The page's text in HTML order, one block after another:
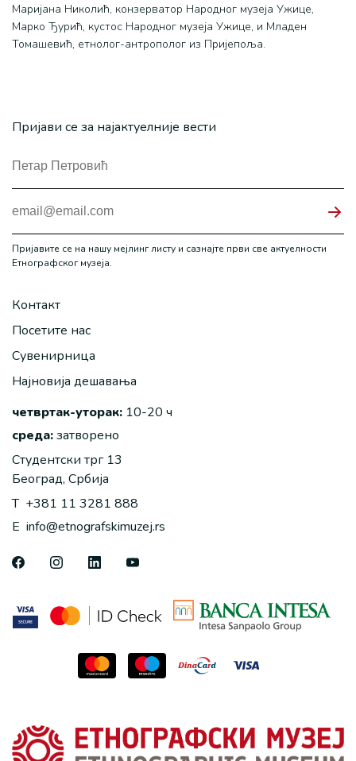
Маријана Николић, конзерватор Народног музеја Ужице,
Марко Ђурић, кустос Народног музеја Ужице, и Младен
Томашевић, етнолог-антрополог из Пријепоља.
Пријави се за најактуелније вести
Пријавите се на нашу мејлинг листу и сазнајте први све актуелности
Етнографског музеја.
Контакт
Посетите нас
Сувенирница
Најновија дешавања
четвртак-уторак: 10-20 ч
среда:затворено
Студентски трг 13
Београд, Србија
T +381 11 3281 888
E info@etnografskimuzej.rs